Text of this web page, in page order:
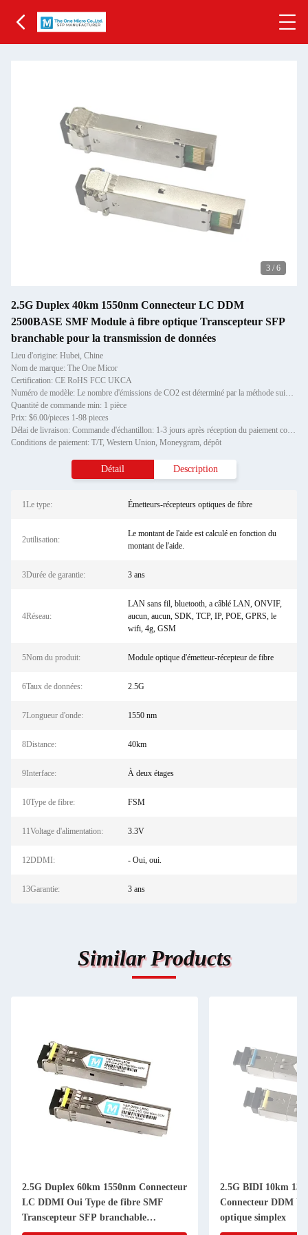
3 / 6
2.5G Duplex 40km 1550nm Connecteur LC DDM
2500BASE SMF Module à fibre optique Transcepteur SFP
branchable pour la transmission de données
Lieu d'origine: Hubei, Chine
Nom de marque: The One Micor
Certification: CE RoHS FCC UKCA
Numéro de modèle: Le nombre d'émissions de CO2 est déterminé par la méthode suivante:
Quantité de commande min: 1 pièce
Prix: $6.00/pieces 1-98 pieces
Délai de livraison: Commande d'échantillon: 1-3 jours après réception du paiement complet Commande de stock: 3-7 jours a
Conditions de paiement: T/T, Western Union, Moneygram, dépôt
Détail Description
1Le type: Émetteurs-récepteurs optiques de fibre
2utilisation:
Le montant de l'aide est calculé en fonction du
montant de l'aide.
3Durée de garantie: 3 ans
4Réseau:
LAN sans fil, bluetooth, a câblé LAN, ONVIF,
aucun, aucun, SDK, TCP, IP, POE, GPRS, le
wifi, 4g, GSM
5Nom du produit: Module optique d'émetteur-récepteur de fibre
6Taux de données: 2.5G
7Longueur d'onde: 1550 nm
8Distance: 40km
9Interface: À deux étages
10Type de fibre: FSM
11Voltage d'alimentation: 3.3V
12DDMI: - Oui, oui.
13Garantie: 3 ans
Similar Products
2.5G Duplex 60km 1550nm Connecteur
LC DDMI Oui Type de fibre SMF
Transcepteur SFP branchable
2500BASE SMF Module optique en
2.5G BIDI 10km
Connecteur DDM
optique simplex